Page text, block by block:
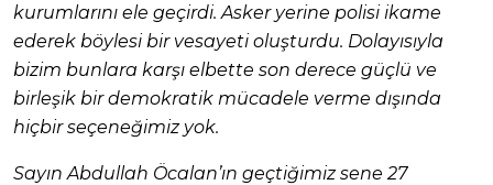
kurumlarını ele geçirdi. Asker yerine polisi ikame
ederek böylesi bir vesayeti oluşturdu. Dolayısıyla
bizim bunlara karşı elbette son derece güçlü ve
birleşik bir demokratik mücadele verme dışında
hiçbir seçeneğimiz yok.
Sayın Abdullah Öcalan’ın geçtiğimiz sene 27